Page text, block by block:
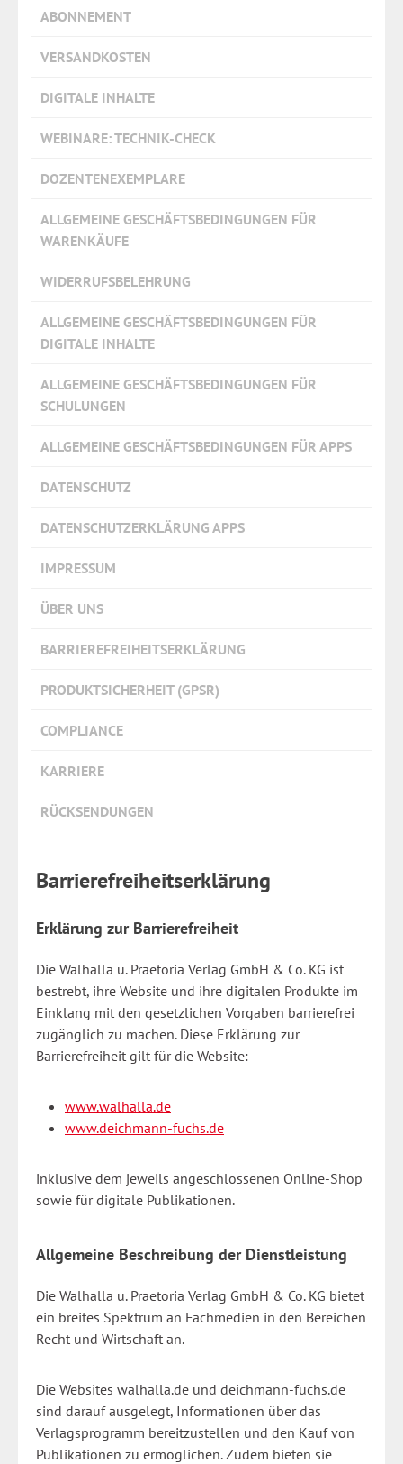
ABONNEMENT
VERSANDKOSTEN
DIGITALE INHALTE
WEBINARE: TECHNIK-CHECK
DOZENTENEXEMPLARE
ALLGEMEINE GESCHÄFTSBEDINGUNGEN FÜR
WARENKÄUFE
WIDERRUFSBELEHRUNG
ALLGEMEINE GESCHÄFTSBEDINGUNGEN FÜR
DIGITALE INHALTE
ALLGEMEINE GESCHÄFTSBEDINGUNGEN FÜR
SCHULUNGEN
ALLGEMEINE GESCHÄFTSBEDINGUNGEN FÜR APPS
DATENSCHUTZ
DATENSCHUTZERKLÄRUNG APPS
IMPRESSUM
ÜBER UNS
BARRIEREFREIHEITSERKLÄRUNG
PRODUKTSICHERHEIT (GPSR)
COMPLIANCE
KARRIERE
RÜCKSENDUNGEN
Barrierefreiheitserklärung
Erklärung zur Barrierefreiheit
Die Walhalla u. Praetoria Verlag GmbH & Co. KG ist
bestrebt, ihre Website und ihre digitalen Produkte im
Einklang mit den gesetzlichen Vorgaben barrierefrei
zugänglich zu machen. Diese Erklärung zur
Barrierefreiheit gilt für die Website:
www.walhalla.de
www.deichmann-fuchs.de
inklusive dem jeweils angeschlossenen Online-Shop
sowie für digitale Publikationen.
Allgemeine Beschreibung der Dienstleistung
Die Walhalla u. Praetoria Verlag GmbH & Co. KG bietet
ein breites Spektrum an Fachmedien in den Bereichen
Recht und Wirtschaft an.
Die Websites walhalla.de und deichmann-fuchs.de
sind darauf ausgelegt, Informationen über das
Verlagsprogramm bereitzustellen und den Kauf von
Publikationen zu ermöglichen. Zudem bieten sie